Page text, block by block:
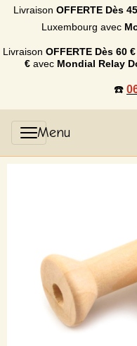
Livraison OFFERTE Dès
Luxembourg avec
Livraison OFFERTE Dès 60 €
€avec Mondial Relay
☎️